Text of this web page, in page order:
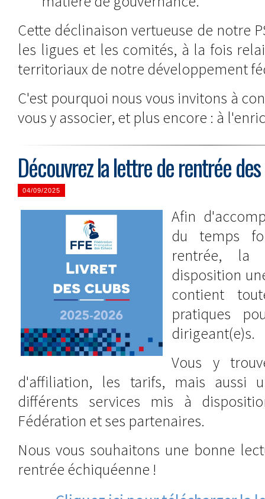
Cette déclinaison vertueuse de notre
les ligues et les comités, à la fois
territoriaux de notre développement
C'est pourquoi nous vous invitons à
vous y associer, et plus encore : à
Découvrez la lettre de rentrée
04/09/2025
Afin
du temps
rentrée, la
disposition
contient
pratiques
dirigeant(e)s.
Vous y
d'affiliation, les tarifs, mais aussi
différents services mis à
Fédération et ses partenaires.
Nous vous souhaitons une bonne
rentrée échiquéenne !